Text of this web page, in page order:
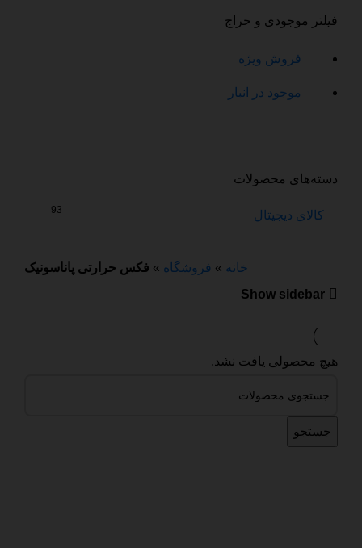
فیلتر موجودی و حراج
فروش ویژه
موجود در انبار
دسته‌های محصولات
کالای دیجیتال 93
خانه » فروشگاه » فکس حرارتی پاناسونیک
Show sidebar
هیچ محصولی یافت نشد.
جستجو